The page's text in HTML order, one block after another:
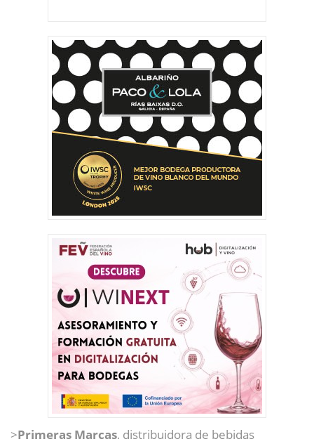
>Primeras Marcas, distribuidora de bebidas